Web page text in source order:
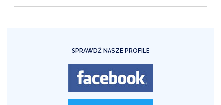
SPRAWDŹ NASZE PROFILE